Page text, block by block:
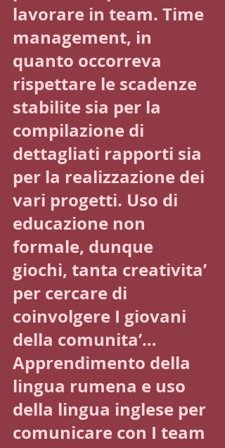
lavorare in team. Time
management, in
quanto occorreva
rispettare le scadenze
stabilite sia per la
compilazione di
dettagliati rapporti sia
per la realizzazione dei
vari progetti. Uso di
educazione non
formale, dunque
giochi, tanta creativita’
per cercare di
coinvolgere I giovani
della comunita’…
Apprendimento della
lingua rumena e uso
della lingua inglese per
comunicare con I team